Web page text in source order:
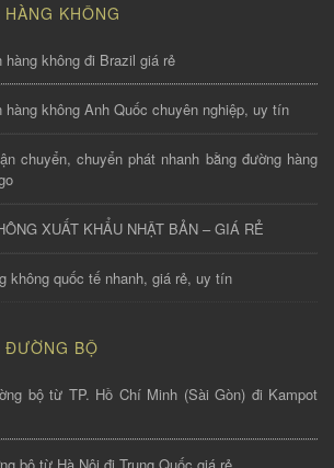
KHÔNG
không đi Brazil giá rẻ
hàng không Anh Quốc chuyên nghiệp, uy tín
chuyển, chuyển phát nhanh bằng đường hàng
XUẤT KHẨU NHẬT BẢN – GIÁ RẺ
không quốc tế nhanh, giá rẻ, uy tín
ĐƯỜNG BỘ
bộ từ TP. Hồ Chí Minh (Sài Gòn) đi Kampot
bộ từ Hà Nội đi Trung Quốc giá rẻ